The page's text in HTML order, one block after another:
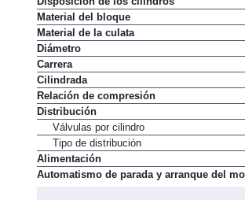
Material del bloque
Material de la culata
Diámetro
Carrera
Cilindrada
Relación de compresión
Distribución
Válvulas por cilindro
Tipo de distribución
Alimentación
Automatismo de parada y arranque del